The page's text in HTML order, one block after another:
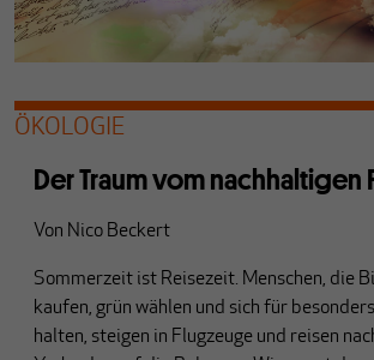
ÖKOLOGIE
Der Traum vom nachhaltigen
Von Nico Beckert
Sommerzeit ist Reisezeit. Menschen, die
kaufen, grün wählen und sich für
halten, steigen in Flugzeuge und reisen